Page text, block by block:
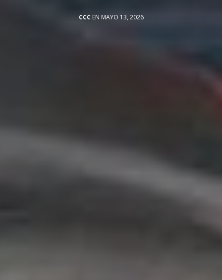
CCC EN MAYO 13, 2026